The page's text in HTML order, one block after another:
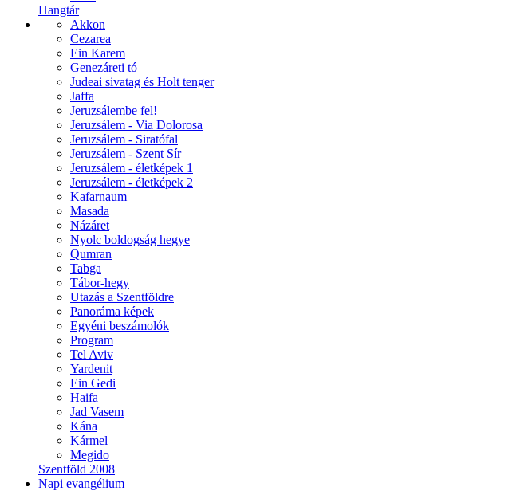
Hangtár
Akkon
Cezarea
Ein Karem
Genezáreti tó
Judeai sivatag és Holt tenger
Jaffa
Jeruzsálembe fel!
Jeruzsálem - Via Dolorosa
Jeruzsálem - Siratófal
Jeruzsálem - Szent Sír
Jeruzsálem - életképek 1
Jeruzsálem - életképek 2
Kafarnaum
Masada
Názáret
Nyolc boldogság hegye
Qumran
Tabga
Tábor-hegy
Utazás a Szentföldre
Panoráma képek
Egyéni beszámolók
Program
Tel Aviv
Yardenit
Ein Gedi
Haifa
Jad Vasem
Kána
Kármel
Megido
Szentföld 2008
Napi evangélium